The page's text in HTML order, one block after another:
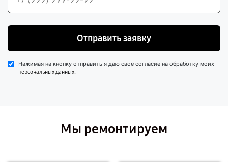
Отправить заявку
Нажимая на кнопку отправить я даю свое согласие на обработку моих
персональных данных.
Мы ремонтируем